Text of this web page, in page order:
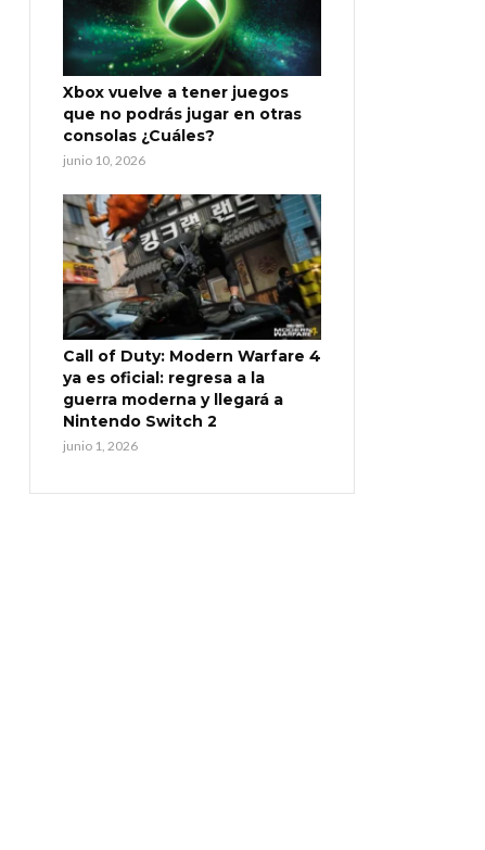
Xbox vuelve a tener juegos
que no podrás jugar en otras
consolas ¿Cuáles?
junio 10, 2026
Call of Duty: Modern Warfare 4
ya es oficial: regresa a la
guerra moderna y llegará a
Nintendo Switch 2
junio 1, 2026